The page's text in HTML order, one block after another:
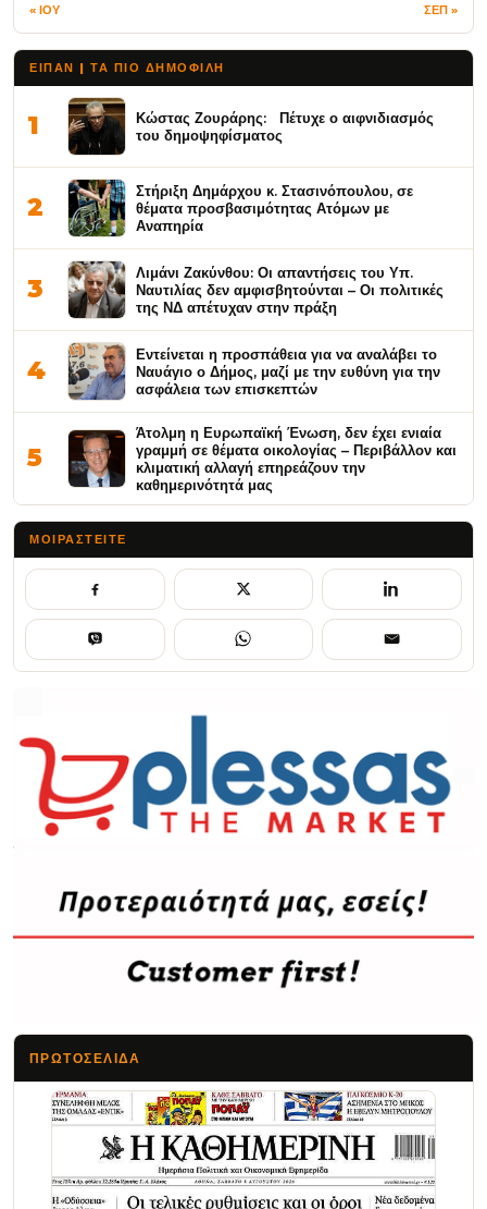
« ΙΟΥ ΣΕΠ »
ΕΙΠΑΝ | ΤΑ ΠΙΟ ΔΗΜΟΦΙΛΉ
1
Κώστας Ζουράρης: Πέτυχε ο αιφνιδιασμός
του δημοψηφίσματος
2
Στήριξη Δημάρχου κ. Στασινόπουλου, σε
θέματα προσβασιμότητας Ατόμων με
Αναπηρία
3
Λιμάνι Ζακύνθου: Οι απαντήσεις του Υπ.
Ναυτιλίας δεν αμφισβητούνται – Οι πολιτικές
της ΝΔ απέτυχαν στην πράξη
4
Εντείνεται η προσπάθεια για να αναλάβει το
Ναυάγιο ο Δήμος, μαζί με την ευθύνη για την
ασφάλεια των επισκεπτών
5
Άτολμη η Ευρωπαϊκή Ένωση, δεν έχει ενιαία
γραμμή σε θέματα οικολογίας – Περιβάλλον και
κλιματική αλλαγή επηρεάζουν την
καθημερινότητά μας
ΜΟΙΡΑΣΤΕΊΤΕ
ΠΡΩΤΟΣΈΛΙΔΑ